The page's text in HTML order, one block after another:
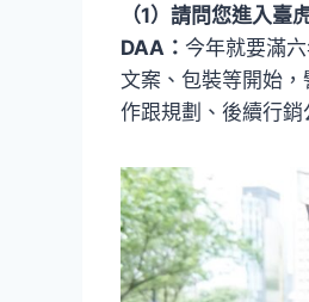
（1）請問您進入臺
DAA： 今年就要滿
文案、包裝等開始
作跟規劃、後續行銷